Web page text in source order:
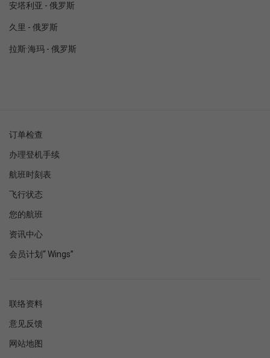
安塔利亚 - 俄罗斯
久里 - 俄罗斯
拉斯·海玛 - 俄罗斯
订单检查
办理登机手续
航班时刻表
飞行状态
您的航班
资讯中心
会员计划“ Wings”
联络资料
意见反馈
网站地图